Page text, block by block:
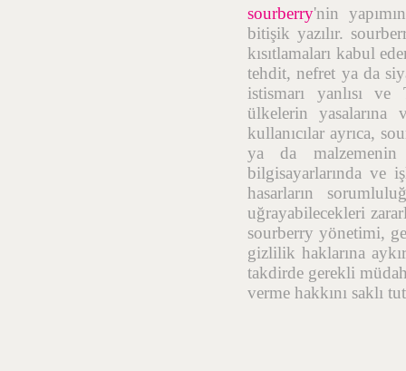
sourberry'nin
bitişik yazılır.
kısıtlamaları kabul
tehdit, nefret ya da
istismarı yanlısı
ülkelerin yasalarına
kullanıcılar ayrıca,
ya da malzemenin
bilgisayarlarında ve
hasarların
uğrayabilecekleri
sourberry yönetimi,
gizlilik haklarına
takdirde gerekli
verme hakkını saklı